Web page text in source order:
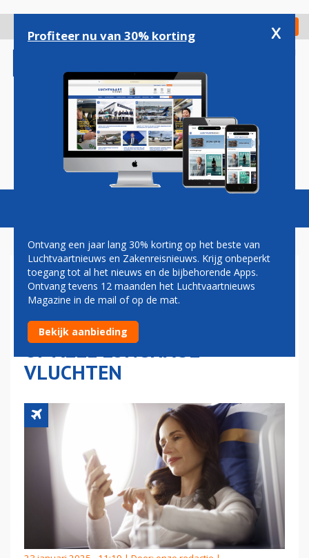
gaan
Check in
Magazine Podcasts Vacatures
OOK LUFTHANSA BIEDT
VANAF KOMENDE ZOMER
GRATIS WHATSAPPEN AAN
OP ALLE LONGHAUL-
VLUCHTEN
Profiteer nu van 30% korting x
Ontvang een jaar lang 30% korting op het beste van
Luchtvaartnieuws en Zakenreisnieuws. Krijg onbeperkt
toegang tot al het nieuws en de bijbehorende Apps.
Ontvang tevens 12 maanden het Luchtvaartnieuws
Magazine in de mail of op de mat.
Bekijk aanbieding